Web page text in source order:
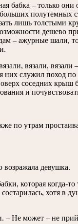
– только они
полутемных
лишь
дешево
– ажурные шали,
вязали, вязали
них служил поход
соседних
и
утрам
возражала девушка.
которая
хотя в
– Не может – не